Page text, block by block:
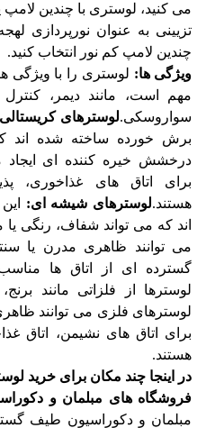
می کنید، لوستری با چندین لامپ
تزیینی به عنوان نورپردازی
چندین لامپ کم نور انتخاب کنید.
ویژگی ها: لوستری را با ویژگی
مهم است، مانند دیمر،
سواروسکی.لوسترهای
برش خورده ساخته شده اند
درخشش خیره کننده ای ایجاد
برای اتاق های غذاخوری،
هستند.لوسترهای شیشه ای:
اند که می تواند شفاف، رنگی
می توانند ظاهری مدرن یا
گسترده ای از اتاق ها
لوسترها از فلزاتی مانند
لوسترهای فلزی می توانند
برای اتاق های نشیمن، اتاق
هستند.
در اینجا چند مکان برای خرید
فروشگاه های مبلمان و
مبلمان و دکوراسیون طیف